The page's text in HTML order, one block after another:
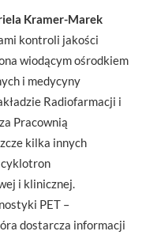
Kramer-Marek
kontroli jakości
wiodącym ośrodkiem
i medycyny
Radiofarmacji i
Pracownią
kilka innych
cyklotron
i klinicznej.
PET –
dostarcza informacji